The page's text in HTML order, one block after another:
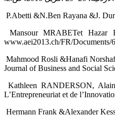
Mansour MRABETet
‎www.aei2013.ch/FR/Documents/
Mahmood Rosli &Hanafi
Journal of Business and Social
Kathleen RANDERSON,
‎L’Entrepreneuriat et de
Hermann Frank &Alexander